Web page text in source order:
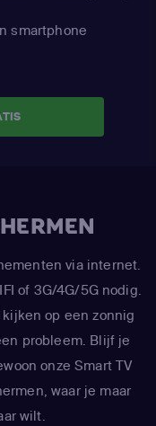
smartphone
via internet.
of 3G/4G/5G nodig.
op een zonnig
probleem. Blijf je
onze Smart TV
waar je maar
wilt.